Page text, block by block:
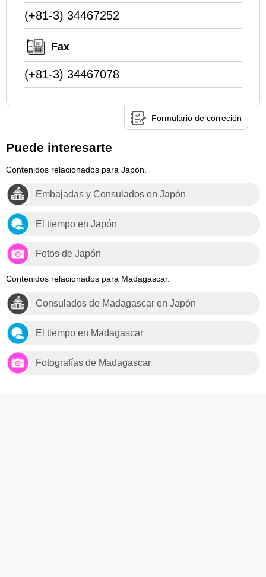
(+81-3) 34467252
Fax
(+81-3) 34467078
Formulario de correción
Puede interesarte
Contenidos relacionados para Japón.
Embajadas y Consulados en Japón
El tiempo en Japón
Fotos de Japón
Contenidos relacionados para Madagascar.
Consulados de Madagascar en Japón
El tiempo en Madagascar
Fotografías de Madagascar